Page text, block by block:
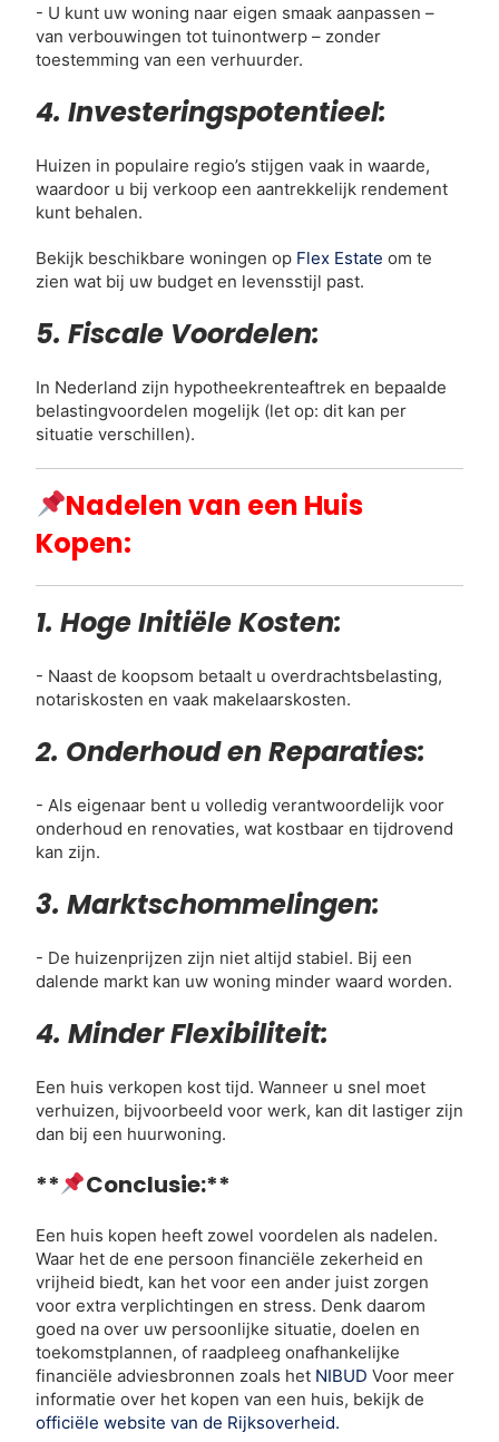
- U kunt uw woning naar eigen smaak aanpassen –
van verbouwingen tot tuinontwerp – zonder
toestemming van een verhuurder.
4. Investeringspotentieel:
Huizen in populaire regio’s stijgen vaak in waarde,
waardoor u bij verkoop een aantrekkelijk rendement
kunt behalen.
Bekijk beschikbare woningen op Flex Estate om te
zien wat bij uw budget en levensstijl past.
5. Fiscale Voordelen:
In Nederland zijn hypotheekrenteaftrek en bepaalde
belastingvoordelen mogelijk (let op: dit kan per
situatie verschillen).
Nadelen van een Huis
Kopen:
1. Hoge Initiële Kosten:
- Naast de koopsom betaalt u overdrachtsbelasting,
notariskosten en vaak makelaarskosten.
2. Onderhoud en Reparaties:
- Als eigenaar bent u volledig verantwoordelijk voor
onderhoud en renovaties, wat kostbaar en tijdrovend
kan zijn.
3. Marktschommelingen:
- De huizenprijzen zijn niet altijd stabiel. Bij een
dalende markt kan uw woning minder waard worden.
4. Minder Flexibiliteit:
Een huis verkopen kost tijd. Wanneer u snel moet
verhuizen, bijvoorbeeld voor werk, kan dit lastiger zijn
dan bij een huurwoning.
** Conclusie:**
Een huis kopen heeft zowel voordelen als nadelen.
Waar het de ene persoon financiële zekerheid en
vrijheid biedt, kan het voor een ander juist zorgen
voor extra verplichtingen en stress. Denk daarom
goed na over uw persoonlijke situatie, doelen en
toekomstplannen, of raadpleeg onafhankelijke
financiële adviesbronnen zoals het NIBUD Voor meer
informatie over het kopen van een huis, bekijk de
officiële website van de Rijksoverheid.